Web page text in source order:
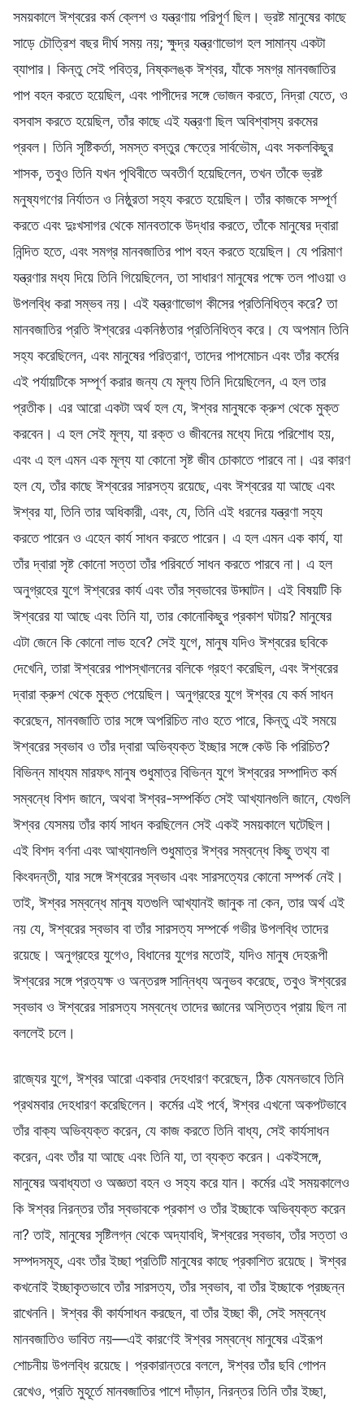
সময়কালে ঈশ্বরের কর্ম ক্লেশ ও যন্ত্রণায় পরিপূর্ণ ছিল। ভ্রষ্ট মানুষের কাছে
সাড়ে চৌত্রিশ বছর দীর্ঘ সময় নয়; ক্ষুদ্র যন্ত্রণাভোগ হল সামান্য একটা
ব্যাপার। কিন্তু সেই পবিত্র, নিষ্কলঙ্ক ঈশ্বর, যাঁকে সমগ্র মানবজাতির
পাপ বহন করতে হয়েছিল, এবং পাপীদের সঙ্গে ভোজন করতে, নিদ্রা যেতে, ও
বসবাস করতে হয়েছিল, তাঁর কাছে এই যন্ত্রণা ছিল অবিশ্বাস্য রকমের
প্রবল। তিনি সৃষ্টিকর্তা, সমস্ত বস্তুর ক্ষেত্রে সার্বভৌম, এবং সকলকিছুর
শাসক, তবুও তিনি যখন পৃথিবীতে অবতীর্ণ হয়েছিলেন, তখন তাঁকে ভ্রষ্ট
মনুষ্যগণের নির্যাতন ও নিষ্ঠুরতা সহ্য করতে হয়েছিল। তাঁর কাজকে সম্পূর্ণ
করতে এবং দুঃখসাগর থেকে মানবতাকে উদ্ধার করতে, তাঁকে মানুষের দ্বারা
নিন্দিত হতে, এবং সমগ্র মানবজাতির পাপ বহন করতে হয়েছিল। যে পরিমাণ
যন্ত্রণার মধ্য দিয়ে তিনি গিয়েছিলেন, তা সাধারণ মানুষের পক্ষে তল পাওয়া ও
উপলব্ধি করা সম্ভব নয়। এই যন্ত্রণাভোগ কীসের প্রতিনিধিত্ব করে? তা
মানবজাতির প্রতি ঈশ্বরের একনিষ্ঠতার প্রতিনিধিত্ব করে। যে অপমান তিনি
সহ্য করেছিলেন, এবং মানুষের পরিত্রাণ, তাদের পাপমোচন এবং তাঁর কর্মের
এই পর্যায়টিকে সম্পূর্ণ করার জন্য যে মূল্য তিনি দিয়েছিলেন, এ হল তার
প্রতীক। এর আরো একটা অর্থ হল যে, ঈশ্বর মানুষকে ক্রুশ থেকে মুক্ত
করবেন। এ হল সেই মূল্য, যা রক্ত ও জীবনের মধ্যে দিয়ে পরিশোধ হয়,
এবং এ হল এমন এক মূল্য যা কোনো সৃষ্ট জীব চোকাতে পারবে না। এর কারণ
হল যে, তাঁর কাছে ঈশ্বরের সারসত্য রয়েছে, এবং ঈশ্বরের যা আছে এবং
ঈশ্বর যা, তিনি তার অধিকারী, এবং, যে, তিনি এই ধরনের যন্ত্রণা সহ্য
করতে পারেন ও এহেন কার্য সাধন করতে পারেন। এ হল এমন এক কার্য, যা
তাঁর দ্বারা সৃষ্ট কোনো সত্তা তাঁর পরিবর্তে সাধন করতে পারবে না। এ হল
অনুগ্রহের যুগে ঈশ্বরের কার্য এবং তাঁর স্বভাবের উদ্ঘাটন। এই বিষয়টি কি
ঈশ্বরের যা আছে এবং তিনি যা, তার কোনোকিছুর প্রকাশ ঘটায়? মানুষের
এটা জেনে কি কোনো লাভ হবে? সেই যুগে, মানুষ যদিও ঈশ্বরের ছবিকে
দেখেনি, তারা ঈশ্বরের পাপস্খালনের বলিকে গ্রহণ করেছিল, এবং ঈশ্বরের
দ্বারা ক্রুশ থেকে মুক্ত পেয়েছিল। অনুগ্রহের যুগে ঈশ্বর যে কর্ম সাধন
করেছেন, মানবজাতি তার সঙ্গে অপরিচিত নাও হতে পারে, কিন্তু এই সময়ে
ঈশ্বরের স্বভাব ও তাঁর দ্বারা অভিব্যক্ত ইচ্ছার সঙ্গে কেউ কি পরিচিত?
বিভিন্ন মাধ্যম মারফৎ মানুষ শুধুমাত্র বিভিন্ন যুগে ঈশ্বরের সম্পাদিত কর্ম
সম্বন্ধে বিশদ জানে, অথবা ঈশ্বর-সম্পর্কিত সেই আখ্যানগুলি জানে, যেগুলি
ঈশ্বর যেসময় তাঁর কার্য সাধন করছিলেন সেই একই সময়কালে ঘটেছিল।
এই বিশদ বর্ণনা এবং আখ্যানগুলি শুধুমাত্র ঈশ্বর সম্বন্ধে কিছু তথ্য বা
কিংবদন্তী, যার সঙ্গে ঈশ্বরের স্বভাব এবং সারসত্যের কোনো সম্পর্ক নেই।
তাই, ঈশ্বর সম্বন্ধে মানুষ যতগুলি আখ্যানই জানুক না কেন, তার অর্থ এই
নয় যে, ঈশ্বরের স্বভাব বা তাঁর সারসত্য সম্পর্কে গভীর উপলব্ধি তাদের
রয়েছে। অনুগ্রহের যুগেও, বিধানের যুগের মতোই, যদিও মানুষ দেহরূপী
ঈশ্বরের সঙ্গে প্রত্যক্ষ ও অন্তরঙ্গ সান্নিধ্য অনুভব করেছে, তবুও ঈশ্বরের
স্বভাব ও ঈশ্বরের সারসত্য সম্বন্ধে তাদের জ্ঞানের অস্তিত্ব প্রায় ছিল না
বললেই চলে।
রাজ্যের যুগে, ঈশ্বর আরো একবার দেহধারণ করেছেন, ঠিক যেমনভাবে তিনি
প্রথমবার দেহধারণ করেছিলেন। কর্মের এই পর্বে, ঈশ্বর এখনো অকপটভাবে
তাঁর বাক্য অভিব্যক্ত করেন, যে কাজ করতে তিনি বাধ্য, সেই কার্যসাধন
করেন, এবং তাঁর যা আছে এবং তিনি যা, তা ব্যক্ত করেন। একইসঙ্গে,
মানুষের অবাধ্যতা ও অজ্ঞতা বহন ও সহ্য করে যান। কর্মের এই সময়কালেও
কি ঈশ্বর নিরন্তর তাঁর স্বভাবকে প্রকাশ ও তাঁর ইচ্ছাকে অভিব্যক্ত করেন
না? তাই, মানুষের সৃষ্টিলগ্ন থেকে অদ্যাবধি, ঈশ্বরের স্বভাব, তাঁর সত্তা ও
সম্পদসমূহ, এবং তাঁর ইচ্ছা প্রতিটি মানুষের কাছে প্রকাশিত রয়েছে। ঈশ্বর
কখনোই ইচ্ছাকৃতভাবে তাঁর সারসত্য, তাঁর স্বভাব, বা তাঁর ইচ্ছাকে প্রচ্ছন্ন
রাখেননি। ঈশ্বর কী কার্যসাধন করছেন, বা তাঁর ইচ্ছা কী, সেই সম্বন্ধে
মানবজাতিও ভাবিত নয়—এই কারণেই ঈশ্বর সম্বন্ধে মানুষের এইরূপ
শোচনীয় উপলব্ধি রয়েছে। প্রকারান্তরে বললে, ঈশ্বর তাঁর ছবি গোপন
রেখেও, প্রতি মুহূর্তে মানবজাতির পাশে দাঁড়ান, নিরন্তর তিনি তাঁর ইচ্ছা,